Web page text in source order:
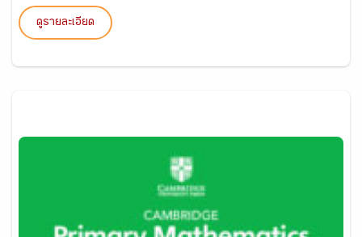
ดูรายละเอียด